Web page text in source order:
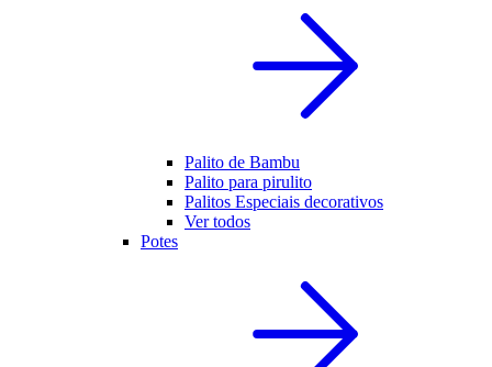
Palito de Bambu
Palito para pirulito
Palitos Especiais decorativos
Ver todos
Potes